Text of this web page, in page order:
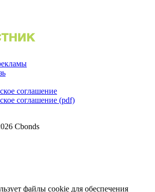
соглашение
соглашение (pdf)
Cbonds
файлы cookie для обеспечения